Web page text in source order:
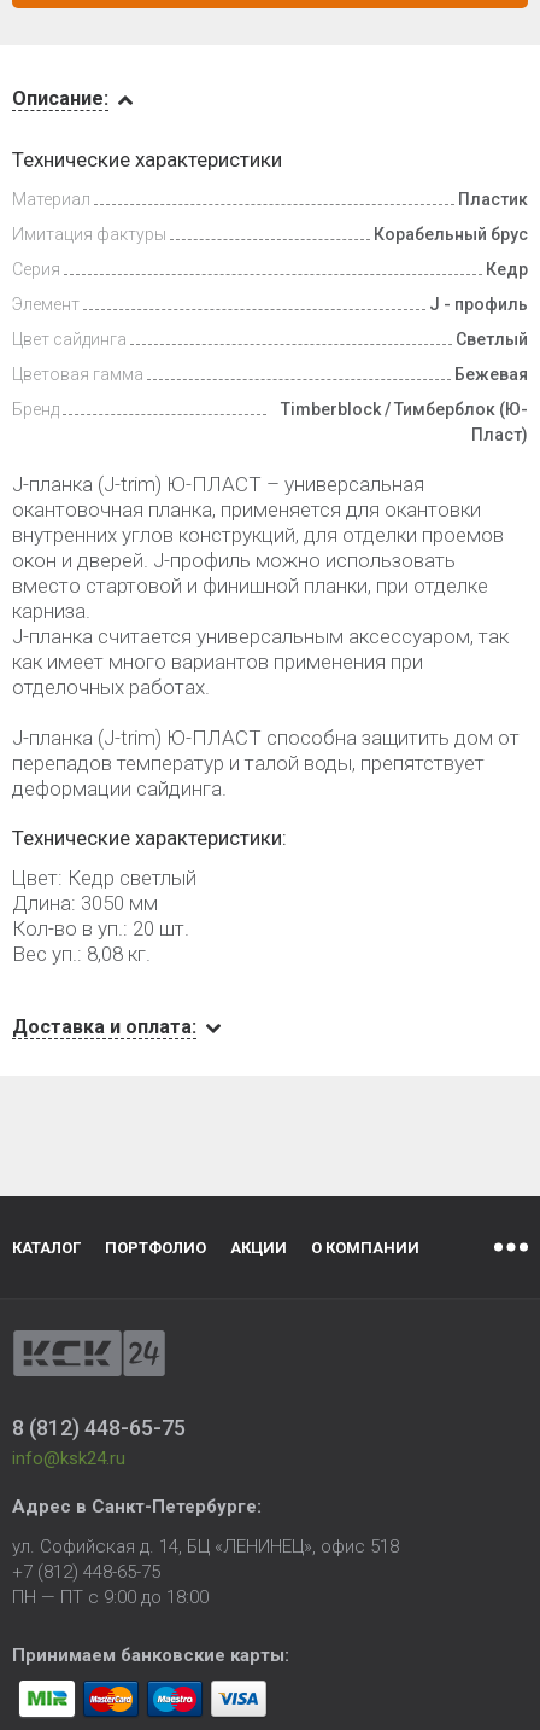
и оплата
Описание:
Технические характеристики
Материал
Пластик
Имитация фактуры
Корабельный брус
Серия
Кедр
Элемент
J - профиль
Цвет сайдинга
Светлый
Цветовая гамма
Бежевая
Бренд
Timberblock / Тимберблок (Ю-
Пласт)
J-планка (J-trim) Ю-ПЛАСТ – универсальная
окантовочная планка, применяется для окантовки
внутренних углов конструкций, для отделки проемов
окон и дверей. J-профиль можно использовать
вместо стартовой и финишной планки, при отделке
карниза.
J-планка считается универсальным аксессуаром, так
как имеет много вариантов применения при
отделочных работах.
J-планка (J-trim) Ю-ПЛАСТ способна защитить дом от
перепадов температур и талой воды, препятствует
деформации сайдинга.
Технические характеристики:
Цвет: Кедр светлый
Длина: 3050 мм
Кол-во в уп.: 20 шт.
Вес уп.: 8,08 кг.
Доставка и оплата:
КАТАЛОГ ПОРТФОЛИО АКЦИИ О КОМПАНИИ
8 (812) 448-65-75
info@ksk24.ru
Адрес в Санкт-Петербурге:
ул. Софийская д. 14, БЦ «ЛЕНИНЕЦ», офис 518
+7 (812) 448-65-75
ПН — ПТ с 9:00 до 18:00
Принимаем банковские карты: